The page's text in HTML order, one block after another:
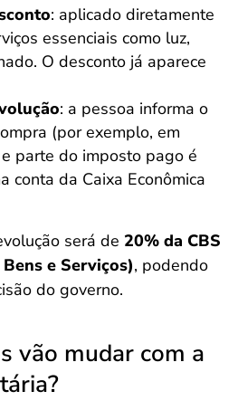
: aplicado diretamente
essenciais como luz,
O desconto já aparece
: a pessoa informa o
(por exemplo, em
parte do imposto pago é
conta da Caixa Econômica
será de 20% da CBS
e Serviços), podendo
do governo.
vão mudar com a